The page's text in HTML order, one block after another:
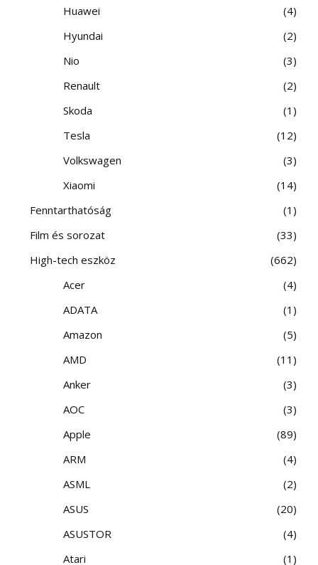
Huawei
4
Hyundai
2
Nio
3
Renault
2
Skoda
1
Tesla
12
Volkswagen
3
Xiaomi
14
Fenntarthatóság
1
Film és sorozat
33
High-tech eszköz
662
Acer
4
ADATA
1
Amazon
5
AMD
11
Anker
3
AOC
3
Apple
89
ARM
4
ASML
2
ASUS
20
ASUSTOR
4
Atari
1